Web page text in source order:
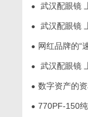
● 武汉配眼镜
● 武汉配眼镜
● 网红品牌的“速生”与“
● 武汉配眼镜
● 数字资产的资本化
● 770PF-150